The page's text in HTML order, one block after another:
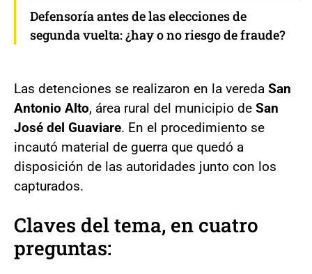
Defensoría antes de las elecciones de
segunda vuelta: ¿hay o no riesgo de fraude?
Las detenciones se realizaron en la vereda San
Antonio Alto, área rural del municipio de San
José del Guaviare. En el procedimiento se
incautó material de guerra que quedó a
disposición de las autoridades junto con los
capturados.
Claves del tema, en cuatro
preguntas: